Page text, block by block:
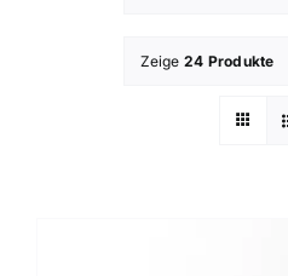
Zeige 24 Produkte